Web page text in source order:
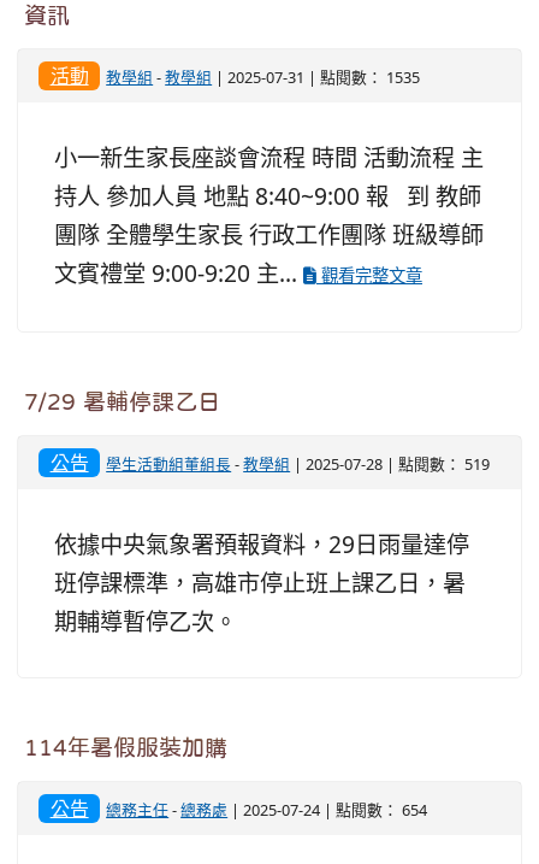
資訊
活動 教學組 -教學組 | 2025-07-31 | 點閱數： 1535
小一新生家長座談會流程 時間 活動流程 主
持人 參加人員 地點 8:40~9:00 報 到 教師
團隊 全體學生家長 行政工作團隊 班級導師
文賓禮堂 9:00-9:20 主...
觀看完整文章
7/29 暑輔停課乙日
公告 學生活動組董組長-教學組 | 2025-07-28 | 點閱數： 519
依據中央氣象署預報資料，29日雨量達停
班停課標準，高雄市停止班上課乙日，暑
期輔導暫停乙次。
114年暑假服裝加購
公告 總務主任-總務處 | 2025-07-24 | 點閱數： 654